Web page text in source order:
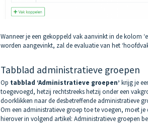
Wanneer je een gekoppeld vak aanvinkt in de kolom
worden aangevinkt, zal de evaluatie van het
Tabblad administratieve groepen
Op tabblad ‘Administratieve groepen’ krijg je
toegevoegd, hetzij rechtstreeks hetzij onder een
doorklikken naar de desbetreffende administratieve
Om een administratieve groep toe te voegen, moet
hierover in volgend artikel: Administratieve groepen